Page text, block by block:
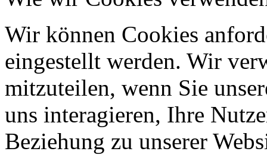
Wir können Cookies
eingestellt werden. Wir
mitzuteilen, wenn Sie
uns interagieren, Ihre
Beziehung zu unserer